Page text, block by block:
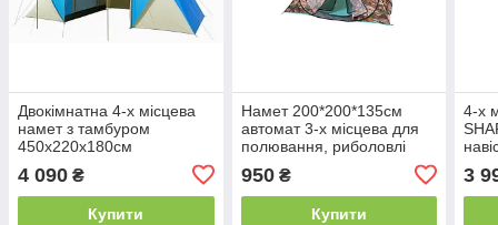
Двокімнатна 4-х місцева
намет з тамбуром
450х220х180см
4 090 ₴
Купити
Намет 200*200*135см
автомат 3-х місцева для
полювання, риболовлі
950₴
Купити
4-х
3